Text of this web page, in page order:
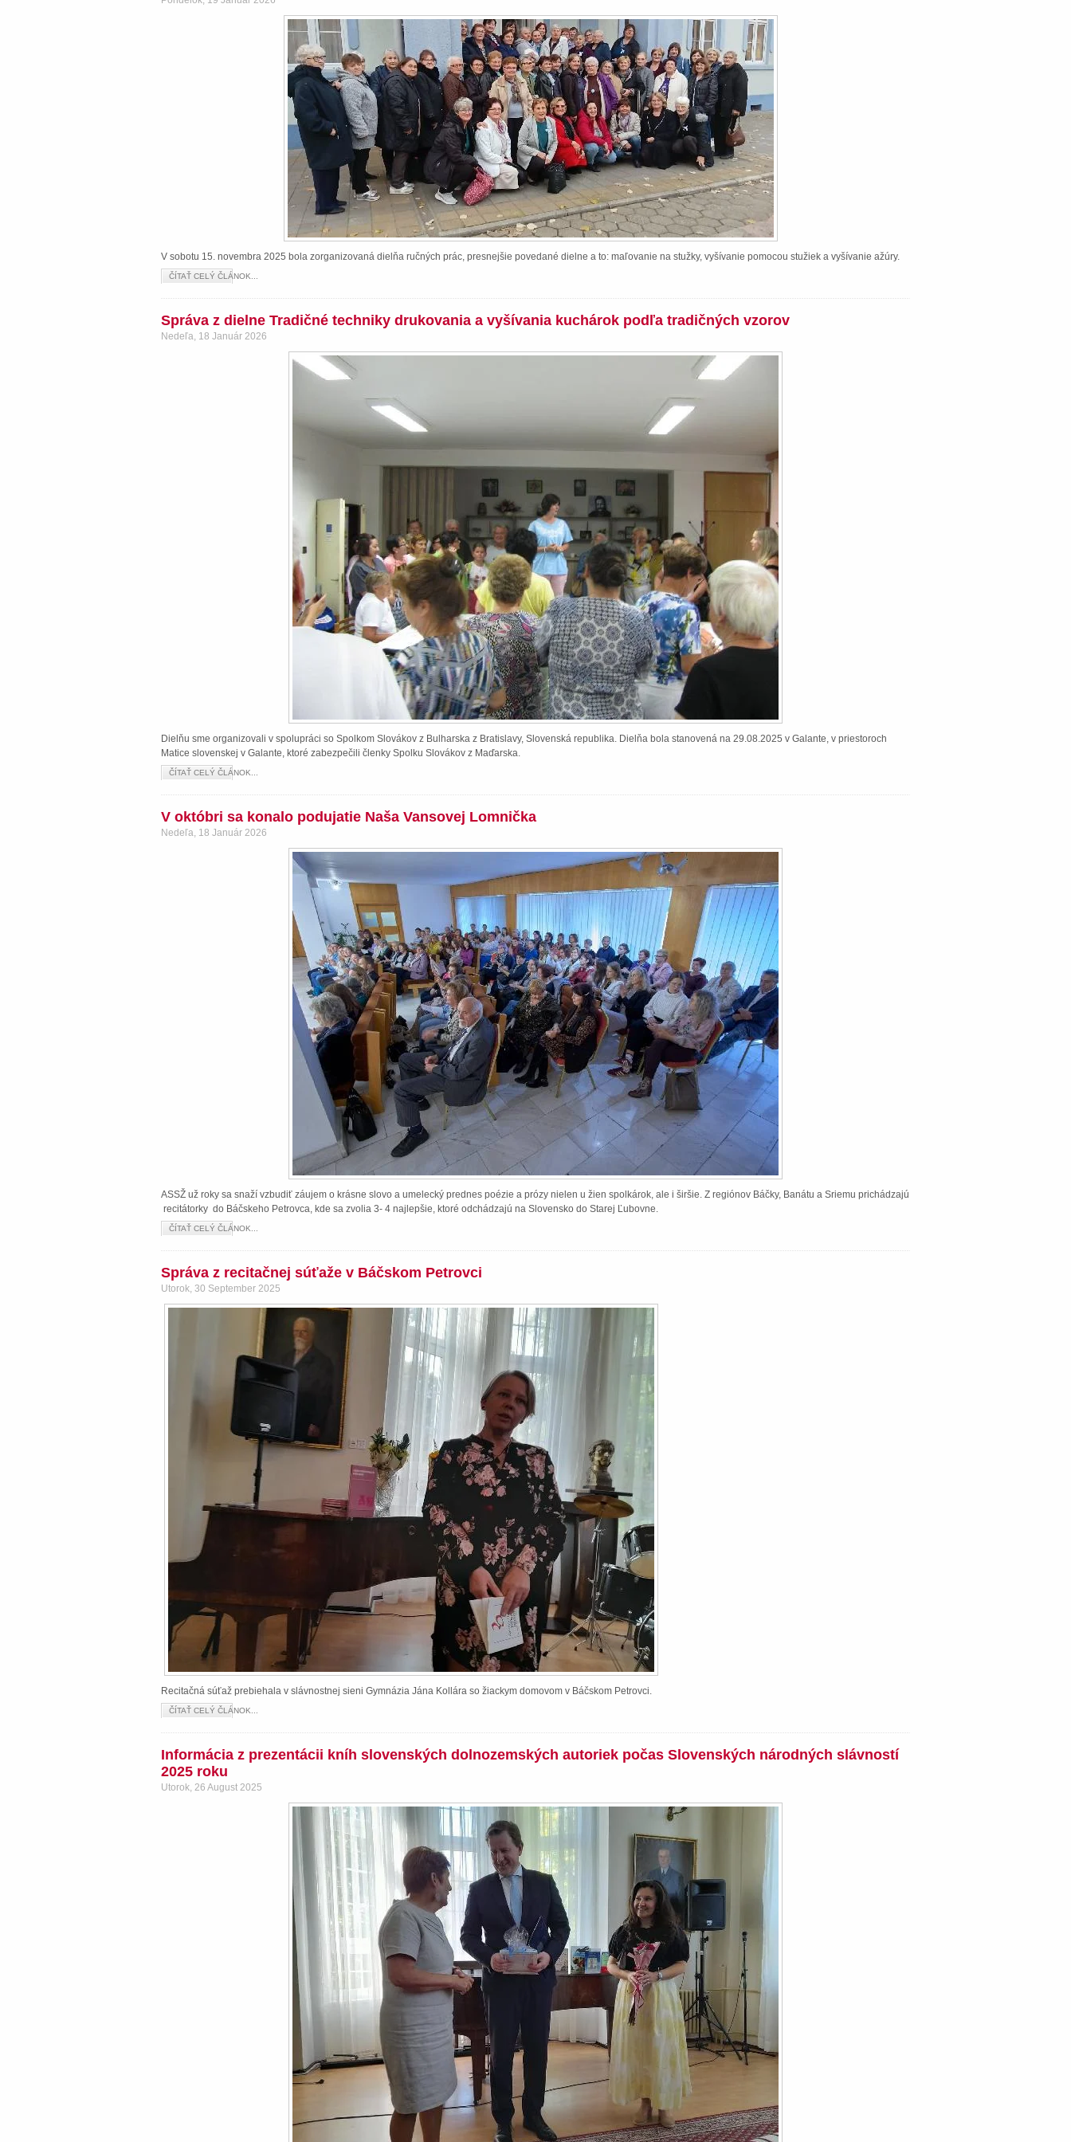
V sobotu 15. novembra 2025 bola zorganizovaná dielňa ručných prác, presnejšie povedané dielne a to: maľovanie na stužky, vyšívanie pomocou stužiek a vyšívanie ažúry.
ČÍTAŤ CELÝ ČLÁNOK...
Správa z dielne Tradičné techniky drukovania a vyšívania kuchárok podľa tradičných vzorov
Nedeľa, 18 Január 2026
Dielňu sme organizovali v spolupráci so Spolkom Slovákov z Bulharska z Bratislavy, Slovenská republika. Dielňa bola stanovená na 29.08.2025 v Galante, v priestoroch
Matice slovenskej v Galante, ktoré zabezpečili členky Spolku Slovákov z Maďarska.
ČÍTAŤ CELÝ ČLÁNOK...
V októbri sa konalo podujatie Naša Vansovej Lomnička
Nedeľa, 18 Január 2026
ASSŽ už roky sa snaží vzbudiť záujem o krásne slovo a umelecký prednes poézie a prózy nielen u žien spolkárok, ale i širšie. Z regiónov Báčky, Banátu a Sriemu prichádzajú
recitátorky do Báčskeho Petrovca, kde sa zvolia 3- 4 najlepšie, ktoré odchádzajú na Slovensko do Starej Ľubovne.
ČÍTAŤ CELÝ ČLÁNOK...
Správa z recitačnej súťaže v Báčskom Petrovci
Utorok, 30 September 2025
Recitačná súťaž prebiehala v slávnostnej sieni Gymnázia Jána Kollára so žiackym domovom v Báčskom Petrovci.
ČÍTAŤ CELÝ ČLÁNOK...
Informácia z prezentácii kníh slovenských dolnozemských autoriek počas Slovenských národných slávností
2025 roku
Utorok, 26 August 2025